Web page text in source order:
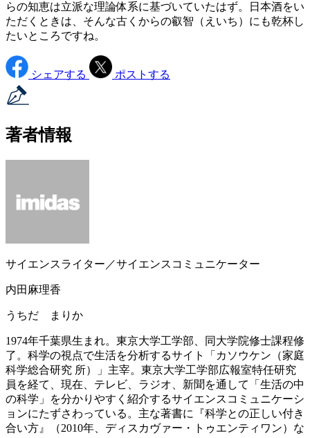
らの知恵は立派な理論体系に基づいていたはず。日本酒をい
ただくときは、そんな古くからの叡智（えいち）にも乾杯し
たいところですね。
シェアする ポストする
著者情報
サイエンスライター／サイエンスコミュニケーター
内田麻理香
うちだ まりか
1974年千葉県生まれ。東京大学工学部、同大学院修士課程修
了。科学の視点で生活を分析するサイト「カソウケン（家庭
科学総合研究 所）」主宰。東京大学工学部広報室特任研究
員を経て、現在、テレビ、ラジオ、新聞を通して「生活の中
の科学」を分かりやすく紹介するサイエンスコミュニケーシ
ョンにたずさわっている。主な著書に『科学との正しい付き
合い方』（2010年、ディスカヴァー・トゥエンティワン）な